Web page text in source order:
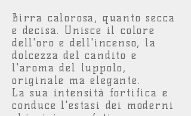
Birra calorosa, quanto secca
e decisa. Unisce il colore
dell'oro e dell'incenso, la
dolcezza del candito e
l'aroma del luppolo,
originale ma elegante.
La sua intensità fortifica e
conduce l'estasi dei moderni